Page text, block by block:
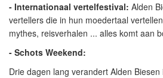
- Internationaal vertelfestival: Alden
vertellers die in hun moedertaal
mythes, reisverhalen ... alles komt aan
- Schots Weekend:
Drie dagen lang verandert Alden